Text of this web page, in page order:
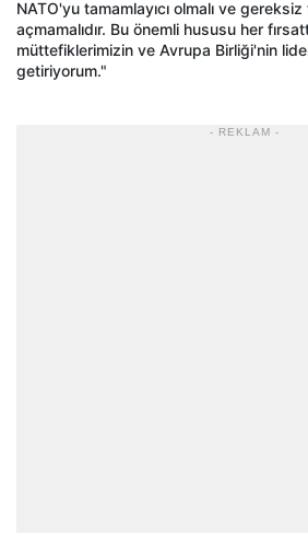
NATO'yu tamamlayıcı olmalı ve
açmamalıdır. Bu önemli hususu her
müttefiklerimizin ve Avrupa Birliği'nin
getiriyorum."
- REKLAM -